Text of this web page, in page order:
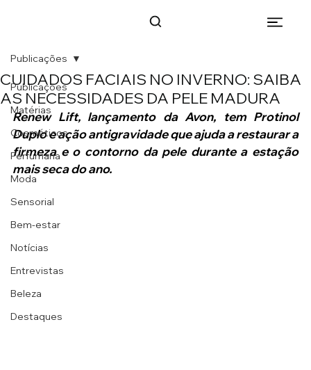
Publicações
Matérias
Cosméticos
Perfumaria
Moda
Sensorial
Bem-estar
Notícias
Entrevistas
Beleza
Destaques
Publicações
CUIDADOS FACIAIS NO INVERNO: SAIBA
AS NECESSIDADES DA PELE MADURA
Renew Lift, lançamento da Avon, tem Protinol
Duplo e ação antigravidade que ajuda a restaurar a
firmeza e o contorno da pele durante a estação
mais seca do ano.